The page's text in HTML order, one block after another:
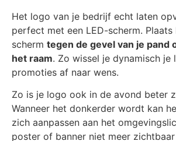
Het logo van je bedrijf echt laten
perfect met een LED-scherm.
scherm tegen de gevel van je pand
het raam. Zo wissel je dynamisch je
promoties af naar wens.
Zo is je logo ook in de avond beter
Wanneer het donkerder wordt kan
zich aanpassen aan het
poster of banner niet meer zichtbaar